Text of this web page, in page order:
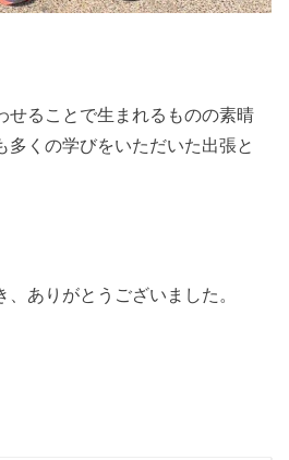
せることで生まれるものの素晴
多くの学びをいただいた出張と
ありがとうございました。